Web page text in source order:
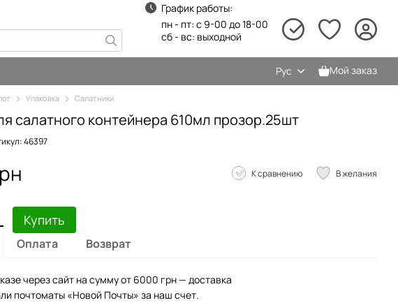
График работы:
пн - пт: с 9-00 до 18-00
сб - вс: выходной
Рус Мой заказ
Упаковка Салатники
салатного контейнера 610мл прозор.25шт
46397
К сравнению В желания
Купить
Оплата Возврат
через сайт на сумму от 6000 грн — доставка
почтоматы «Новой Почты» за наш счет.